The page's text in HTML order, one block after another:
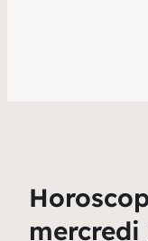
mercredi